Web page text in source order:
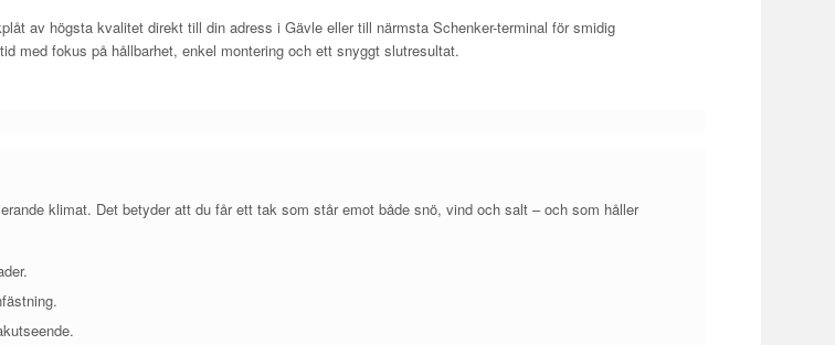
av högsta kvalitet direkt till din adress i Gävle eller till närmsta Schenker-terminal för smidig
med fokus på hållbarhet, enkel montering och ett snyggt slutresultat.
klimat. Det betyder att du får ett tak som står emot både snö, vind och salt – och som håller